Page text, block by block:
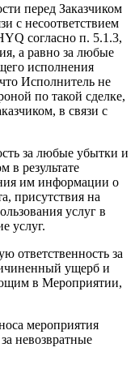
перед Заказчиком
с несоответствием
согласно п. 5.1.3,
а равно за любые
исполнения
Исполнитель не
по такой сделке,
в связи с
за любые убытки и
в результате
им информации о
присутствия на
услуг в
услуг.
ответственность за
ущерб и
в Мероприятии,
мероприятия
невозвратные